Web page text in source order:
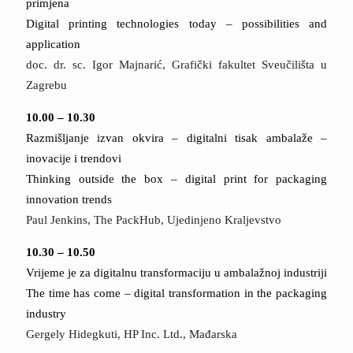
primjena
Digital printing technologies today – possibilities and
application
doc. dr. sc. Igor Majnarić, Grafički fakultet Sveučilišta u
Zagrebu
10.00 – 10.30
Razmišljanje izvan okvira – digitalni tisak ambalaže –
inovacije i trendovi
Thinking outside the box – digital print for packaging
innovation trends
Paul Jenkins, The PackHub, Ujedinjeno Kraljevstvo
10.30 – 10.50
Vrijeme je za digitalnu transformaciju u ambalažnoj industriji
The time has come – digital transformation in the packaging
industry
Gergely Hidegkuti, HP Inc. Ltd., Mađarska